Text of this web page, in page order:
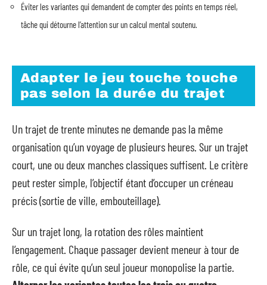
Éviter les variantes qui demandent de compter des points en temps réel,
tâche qui détourne l’attention sur un calcul mental soutenu.
Adapter le jeu touche touche
pas selon la durée du trajet
Un trajet de trente minutes ne demande pas la même
organisation qu’un voyage de plusieurs heures. Sur un trajet
court, une ou deux manches classiques suffisent. Le critère
peut rester simple, l’objectif étant d’occuper un créneau
précis (sortie de ville, embouteillage).
Sur un trajet long, la rotation des rôles maintient
l’engagement. Chaque passager devient meneur à tour de
rôle, ce qui évite qu’un seul joueur monopolise la partie.